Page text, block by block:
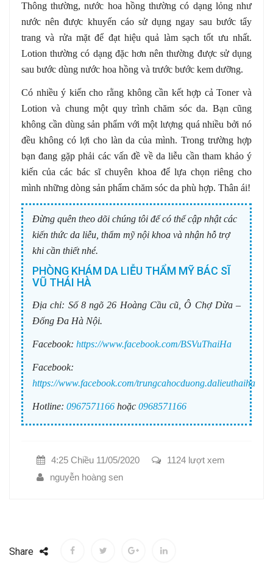
Thông thường, nước hoa hồng thường có dạng lỏng như
nước nên được khuyến cáo sử dụng ngay sau bước tẩy
trang và rửa mặt để đạt hiệu quả làm sạch tốt ưu nhất.
Lotion thường có dạng đặc hơn nên thường được sử dụng
sau bước dùng nước hoa hồng và trước bước kem dưỡng.
Có nhiều ý kiến cho rằng không cần kết hợp cả Toner và
Lotion và chung một quy trình chăm sóc da. Bạn cũng
không cần dùng sản phẩm với một lượng quá nhiều bởi nó
đều không có lợi cho làn da của mình. Trong trường hợp
bạn đang gặp phải các vấn đề về da liễu cần tham khảo ý
kiến của các bác sĩ chuyên khoa để lựa chọn riêng cho
mình những dòng sản phẩm chăm sóc da phù hợp. Thân ái!
Đừng quên theo dõi chúng tôi để có thể cập nhật các
kiến thức da liễu, thẩm mỹ nội khoa và nhận hỗ trợ
khi cần thiết nhé.
PHÒNG KHÁM DA LIỄU THẨM MỸ BÁC SĨ
VŨ THÁI HÀ
Địa chỉ: Số 8 ngõ 26 Hoàng Cầu cũ, Ô Chợ Dừa –
Đống Đa Hà Nội.
Facebook: https://www.facebook.com/BSVuThaiHa
Facebook:
https://www.facebook.com/trungcahocduong.dalieuthaiha
Hotline: 0967571166 hoặc 0968571166
4:25 Chiều 11/05/2020
1124 lượt xem
nguyễn hoàng sen
Share